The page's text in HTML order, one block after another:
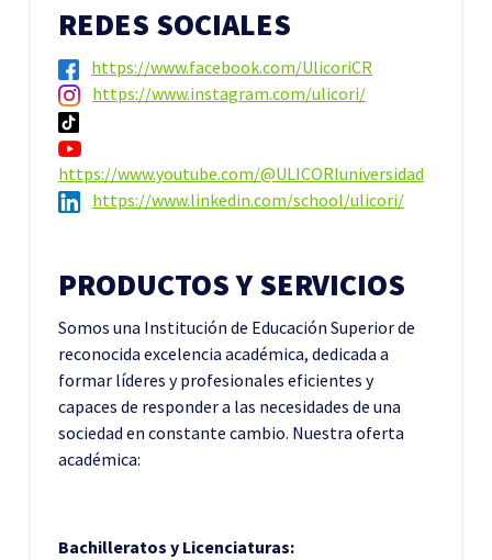
REDES SOCIALES
https://www.facebook.com/UlicoriCR
https://www.instagram.com/ulicori/
https://www.youtube.com/@ULICORIuniversidad
https://www.linkedin.com/school/ulicori/
PRODUCTOS Y SERVICIOS
Somos una Institución de Educación Superior de
reconocida excelencia académica, dedicada a
formar líderes y profesionales eficientes y
capaces de responder a las necesidades de una
sociedad en constante cambio. Nuestra oferta
académica:
Bachilleratos y Licenciaturas: